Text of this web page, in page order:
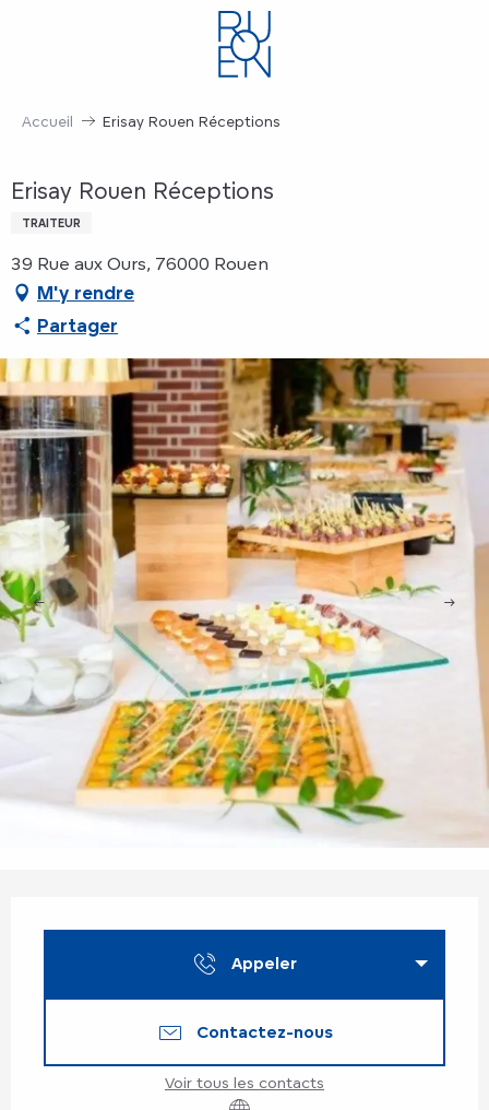
Accueil Erisay Rouen Réceptions
Erisay Rouen Réceptions
TRAITEUR
39 Rue aux Ours, 76000 Rouen
M'y rendre
Partager
Appeler
Contactez-nous
Voir tous les contacts